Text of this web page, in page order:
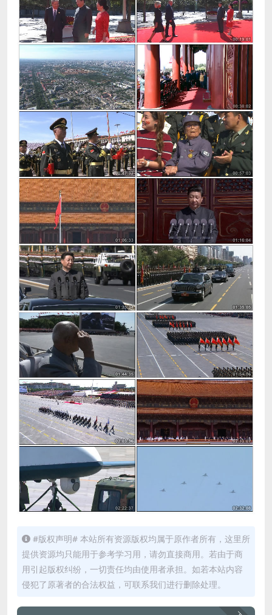
#版权声明# 本站所有资源版权均属于原作者所有，这里所
提供资源均只能用于参考学习用，请勿直接商用。若由于商
用引起版权纠纷，一切责任均由使用者承担。如若本站内容
侵犯了原著者的合法权益，可联系我们进行删除处理。